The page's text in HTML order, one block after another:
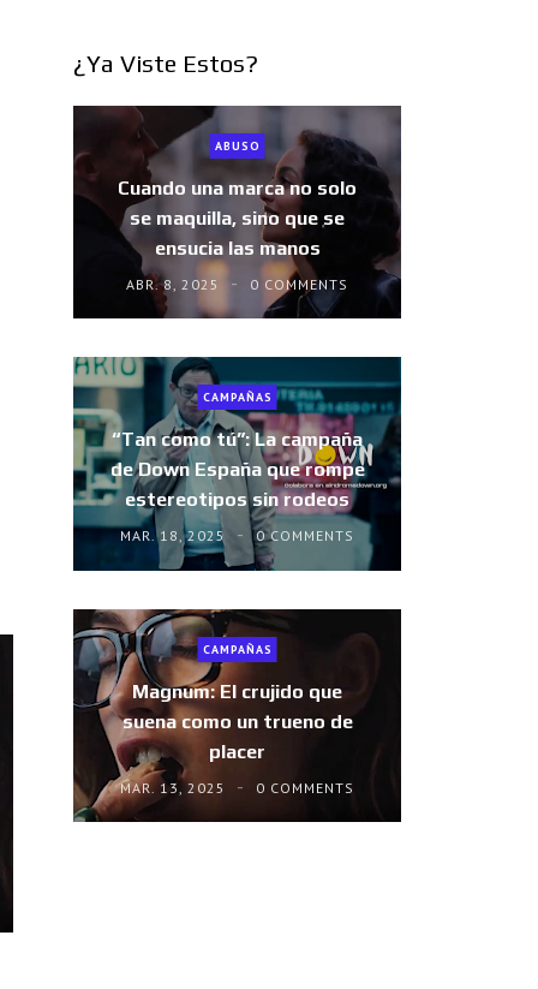
¿Ya Viste Estos?
ABUSO
Cuando una marca no solo
se maquilla, sino que se
ensucia las manos
ABR. 8, 2025 0 COMMENTS
CAMPAÑAS
“Tan como tú”: La campaña
de Down España que rompe
estereotipos sin rodeos
MAR. 18, 2025 0 COMMENTS
CAMPAÑAS
Magnum: El crujido que
suena como un trueno de
placer
MAR. 13, 2025 0 COMMENTS